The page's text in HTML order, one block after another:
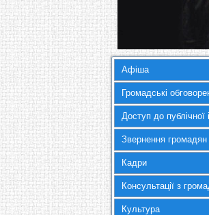
Афіша
Громадські
Доступ до публічної
Звернення громадян
Кадри
Консультації з
Культура